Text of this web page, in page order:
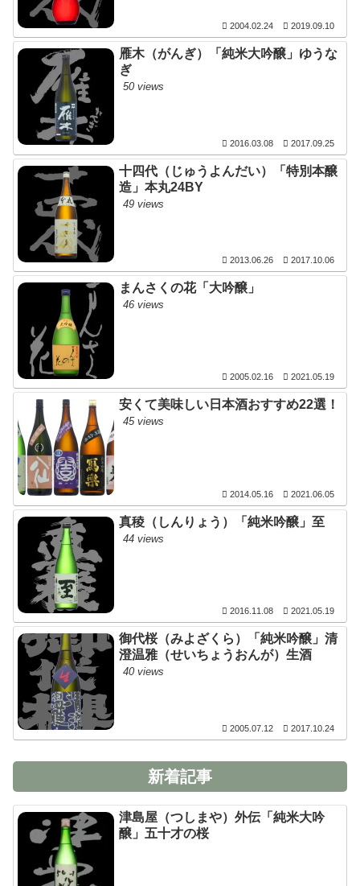
2004.02.24 2019.09.10
雁木（がんぎ）「純米大吟醸」ゆうな
ぎ
50 views
2016.03.08 2017.09.25
十四代（じゅうよんだい）「特別本醸
造」本丸24BY
49 views
2013.06.26 2017.10.06
まんさくの花「大吟醸」
46 views
2005.02.16 2021.05.19
安くて美味しい日本酒おすすめ22選！
45 views
2014.05.16 2021.06.05
真稜（しんりょう）「純米吟醸」至
44 views
2016.11.08 2021.05.19
御代桜（みよざくら）「純米吟醸」清
澄温雅（せいちょうおんが）生酒
40 views
2005.07.12 2017.10.24
新着記事
津島屋（つしまや）外伝「純米大吟
醸」五十才の桜